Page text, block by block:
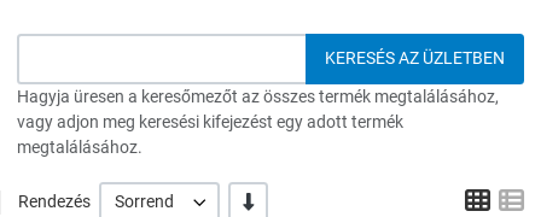
Hagyja üresen a keresőmezőt az összes termék megtalálásához,
vagy adjon meg keresési kifejezést egy adott termék
megtalálásához.
Rendezés Sorrend -/+ Grid